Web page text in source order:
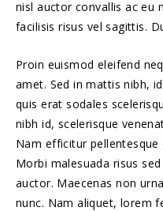
nisl auctor convallis ac eu
facilisis risus vel sagittis.
Proin euismod eleifend
amet. Sed in mattis nibh,
quis erat sodales
nibh id, scelerisque
Nam efficitur
Morbi malesuada risus
auctor. Maecenas non
nunc. Nam aliquet, lorem